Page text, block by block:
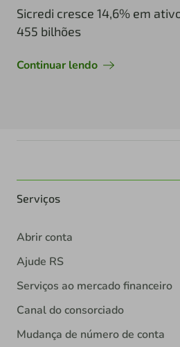
Sicredi cresce 14,6% em
455 bilhões
Continuar lendo
Serviços
Abrir conta
Ajude RS
Serviços ao mercado financeiro
Canal do consorciado
Mudança de número de conta